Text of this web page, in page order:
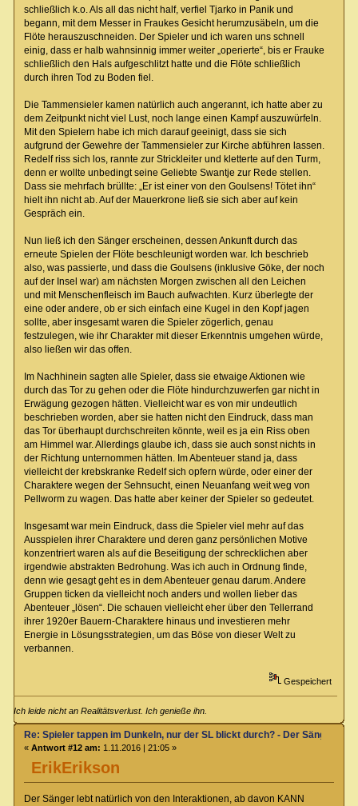
schließlich k.o. Als all das nicht half, verfiel Tjarko in Panik und
begann, mit dem Messer in Fraukes Gesicht herumzusäbeln, um die
Flöte herauszuschneiden. Der Spieler und ich waren uns schnell
einig, dass er halb wahnsinnig immer weiter „operierte“, bis er Frauke
schließlich den Hals aufgeschlitzt hatte und die Flöte schließlich
durch ihren Tod zu Boden fiel.
Die Tammensieler kamen natürlich auch angerannt, ich hatte aber zu
dem Zeitpunkt nicht viel Lust, noch lange einen Kampf auszuwürfeln.
Mit den Spielern habe ich mich darauf geeinigt, dass sie sich
aufgrund der Gewehre der Tammensieler zur Kirche abführen lassen.
Redelf riss sich los, rannte zur Strickleiter und kletterte auf den Turm,
denn er wollte unbedingt seine Geliebte Swantje zur Rede stellen.
Dass sie mehrfach brüllte: „Er ist einer von den Goulsens! Tötet ihn“
hielt ihn nicht ab. Auf der Mauerkrone ließ sie sich aber auf kein
Gespräch ein.
Nun ließ ich den Sänger erscheinen, dessen Ankunft durch das
erneute Spielen der Flöte beschleunigt worden war. Ich beschrieb
also, was passierte, und dass die Goulsens (inklusive Göke, der noch
auf der Insel war) am nächsten Morgen zwischen all den Leichen
und mit Menschenfleisch im Bauch aufwachten. Kurz überlegte der
eine oder andere, ob er sich einfach eine Kugel in den Kopf jagen
sollte, aber insgesamt waren die Spieler zögerlich, genau
festzulegen, wie ihr Charakter mit dieser Erkenntnis umgehen würde,
also ließen wir das offen.
Im Nachhinein sagten alle Spieler, dass sie etwaige Aktionen wie
durch das Tor zu gehen oder die Flöte hindurchzuwerfen gar nicht in
Erwägung gezogen hätten. Vielleicht war es von mir undeutlich
beschrieben worden, aber sie hatten nicht den Eindruck, dass man
das Tor überhaupt durchschreiten könnte, weil es ja ein Riss oben
am Himmel war. Allerdings glaube ich, dass sie auch sonst nichts in
der Richtung unternommen hätten. Im Abenteuer stand ja, dass
vielleicht der krebskranke Redelf sich opfern würde, oder einer der
Charaktere wegen der Sehnsucht, einen Neuanfang weit weg von
Pellworm zu wagen. Das hatte aber keiner der Spieler so gedeutet.
Insgesamt war mein Eindruck, dass die Spieler viel mehr auf das
Ausspielen ihrer Charaktere und deren ganz persönlichen Motive
konzentriert waren als auf die Beseitigung der schrecklichen aber
irgendwie abstrakten Bedrohung. Was ich auch in Ordnung finde,
denn wie gesagt geht es in dem Abenteuer genau darum. Andere
Gruppen ticken da vielleicht noch anders und wollen lieber das
Abenteuer „lösen“. Die schauen vielleicht eher über den Tellerrand
ihrer 1920er Bauern-Charaktere hinaus und investieren mehr
Energie in Lösungsstrategien, um das Böse von dieser Welt zu
verbannen.
Gespeichert
Ich leide nicht an Realitätsverlust. Ich genieße ihn.
ErikErikson
Re: Spieler tappen im Dunkeln, nur der SL blickt durch? - Der Sänger von
« Antwort #12 am: 1.11.2016 | 21:05 »
Der Sänger lebt natürlich von den Interaktionen, ab davon KANN